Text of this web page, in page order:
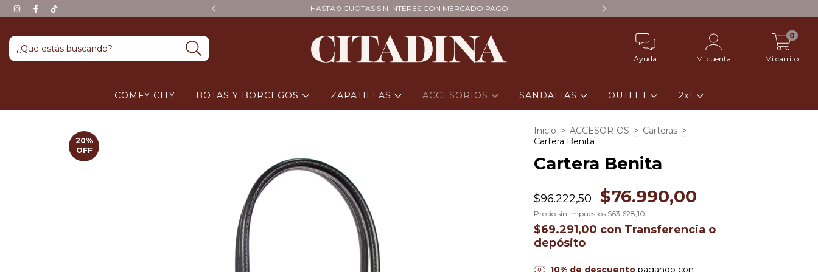
A PARTIR DE $100.000 HASTA 9 CUOTAS SIN INTERES CON MERCADO PAGO
Ayuda Mi cuenta Mi carrito
0
COMFY CITY BOTAS Y BORCEGOS ZAPATILLAS ACCESORIOS SANDALIAS OUTLET 2x1
20%
OFF
Inicio > ACCESORIOS > Carteras >
Cartera Benita
Cartera Benita
$96.222,50 $76.990,00
Precio sin impuestos $63.628,10
$69.291,00 con Transferencia o
depósito
10% de descuentopagando con